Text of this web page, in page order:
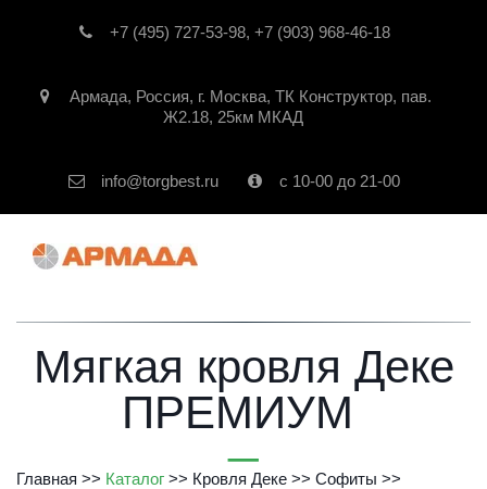
+7 (495) 727-53-98, +7 (903) 968-46-18
Армада, Россия, г. Москва, ТК Конструктор, пав.
Ж2.18, 25км МКАД
info@torgbest.ru с 10-00 до 21-00
Мягкая кровля Деке
ПРЕМИУМ
Главная >> Каталог >> Кровля Деке >> Софиты